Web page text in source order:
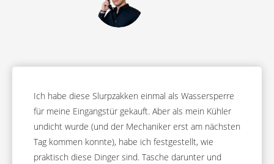
Ich habe diese Slurpzakken einmal als Wassersperre
für meine Eingangstür gekauft. Aber als mein Kühler
undicht wurde (und der Mechaniker erst am nächsten
Tag kommen konnte), habe ich festgestellt, wie
praktisch diese Dinger sind. Tasche darunter und